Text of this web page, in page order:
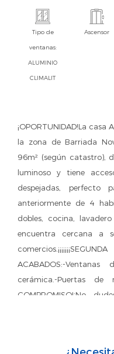
Tipo de
ventanas:
ALUMINIO
CLIMALIT
Ascensor
¡OPORTUNIDAD!La
la zona de Barriada
96m² (según catastro),
luminoso y tiene
despejadas, perfecto
anteriormente de 4
dobles, cocina,
encuentra cercana a
ACABADOS:-
cerámica.-Puertas de
COMPROMISO!¡No